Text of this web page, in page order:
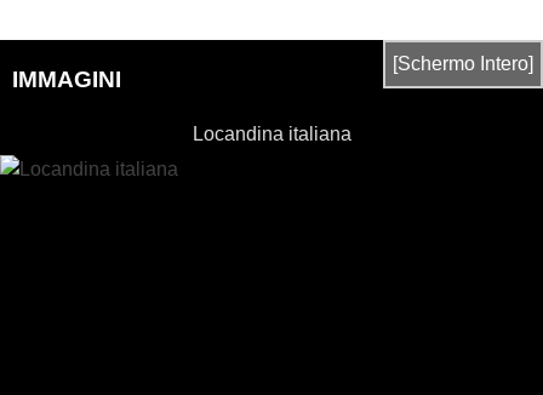
IMMAGINI
[Schermo Intero]
Locandina italiana